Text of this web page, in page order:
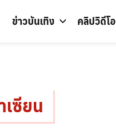
ข่าวบันเทิง คลิปวิดีโอ
เซียน